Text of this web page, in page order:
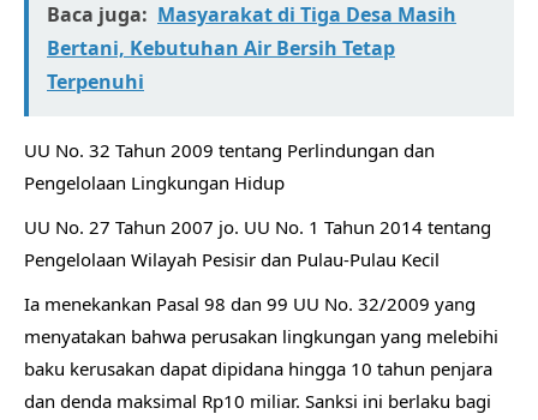
Baca juga: Masyarakat di Tiga Desa Masih
Bertani, Kebutuhan Air Bersih Tetap
Terpenuhi
UU No. 32 Tahun 2009 tentang Perlindungan dan
Pengelolaan Lingkungan Hidup
UU No. 27 Tahun 2007 jo. UU No. 1 Tahun 2014 tentang
Pengelolaan Wilayah Pesisir dan Pulau-Pulau Kecil
Ia menekankan Pasal 98 dan 99 UU No. 32/2009 yang
menyatakan bahwa perusakan lingkungan yang melebihi
baku kerusakan dapat dipidana hingga 10 tahun penjara
dan denda maksimal Rp10 miliar. Sanksi ini berlaku bagi